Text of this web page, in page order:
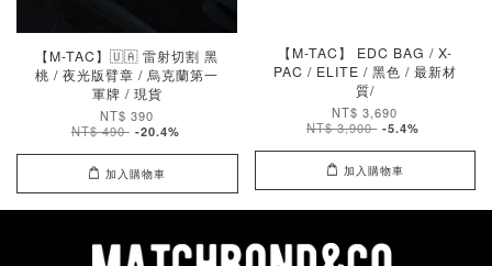
【M-TAC】🇺🇦 雷射切割 黑
桃 / 夜光版臂章 / 烏克蘭第一
軍牌 / 現貨
NT$ 390
NT$ 490 -20.4%
加入購物車
【M-TAC】 EDC BAG / X-
PAC / ELITE / 黑色 / 最新材
質/
NT$ 3,690
NT$ 3,900 -5.4%
加入購物車